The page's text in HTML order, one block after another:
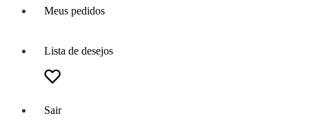
Meus pedidos
Lista de desejos
Sair